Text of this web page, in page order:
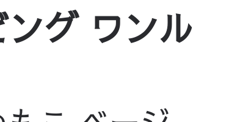
シープボア ソ
グ ワンル